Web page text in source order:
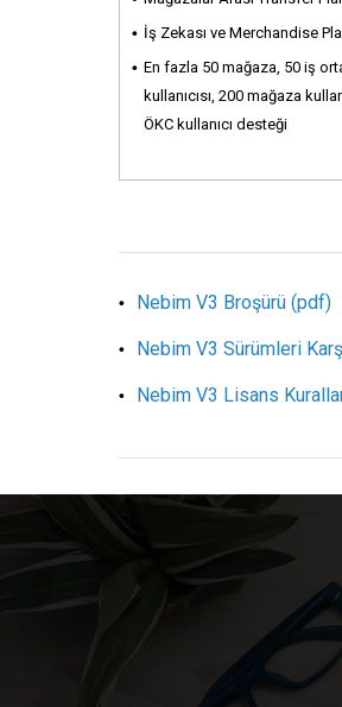
İş Zekası ve Merchandise
En fazla 50 mağaza, 50 iş
kullanıcısı, 200 mağaza
ÖKC kullanıcı desteği
Nebim V3 Broşürü (pdf)
Nebim V3 Sürümleri
Nebim V3 Lisans